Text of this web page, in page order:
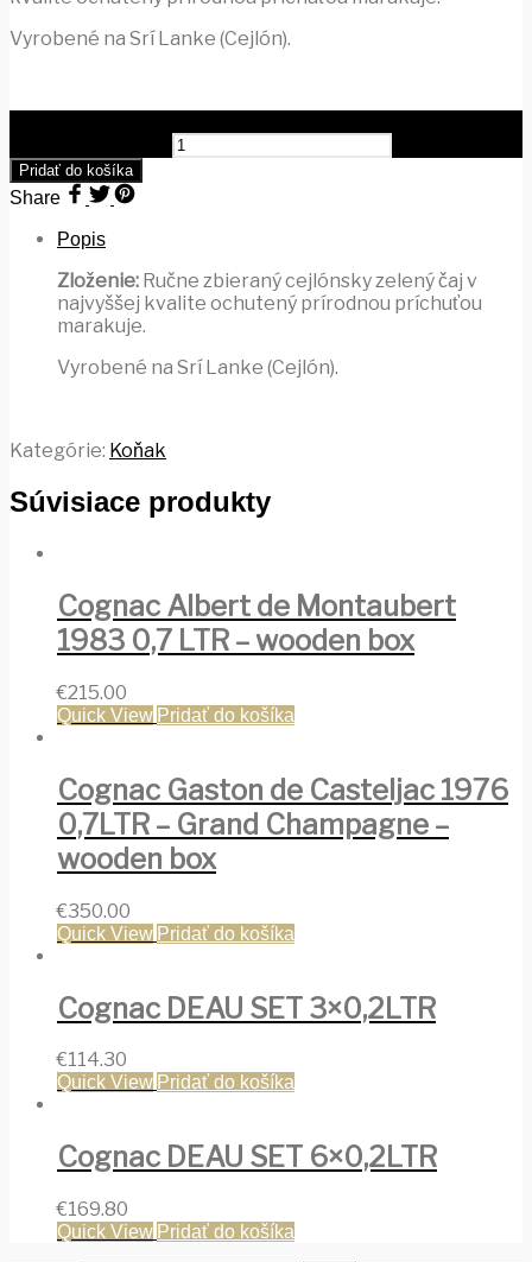
Vyrobené na Srí Lanke (Cejlón).
Pridať do košíka
Share
Popis
Zloženie: Ručne zbieraný cejlónsky zelený čaj v
najvyššej kvalite ochutený prírodnou príchuťou
marakuje.
Vyrobené na Srí Lanke (Cejlón).
Kategórie: Koňak
Súvisiace produkty
Cognac Albert de Montaubert
1983 0,7 LTR – wooden box
€215.00
Quick View Pridať do košíka
Cognac Gaston de Casteljac 1976
0,7LTR – Grand Champagne –
wooden box
€350.00
Quick View Pridať do košíka
Cognac DEAU SET 3×0,2LTR
€114.30
Quick View Pridať do košíka
Cognac DEAU SET 6×0,2LTR
€169.80
Quick View Pridať do košíka